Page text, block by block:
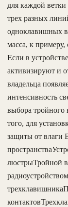
для каждой
трех разных
одноклавишных
масса, к
Если в
активизируют и
владельца
интенсивность
выбора тройного
того, для
защиты от влаги
люстрыТройной